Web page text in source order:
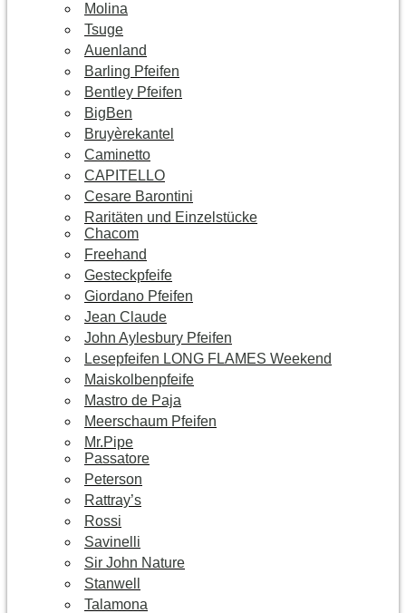
Molina
Tsuge
Auenland
Barling Pfeifen
Bentley Pfeifen
BigBen
Bruyèrekantel
Caminetto
CAPITELLO
Cesare Barontini
Raritäten und Einzelstücke
Chacom
Freehand
Gesteckpfeife
Giordano Pfeifen
Jean Claude
John Aylesbury Pfeifen
Lesepfeifen LONG FLAMES Weekend
Maiskolbenpfeife
Mastro de Paja
Meerschaum Pfeifen
Mr.Pipe
Passatore
Peterson
Rattray’s
Rossi
Savinelli
Sir John Nature
Stanwell
Talamona